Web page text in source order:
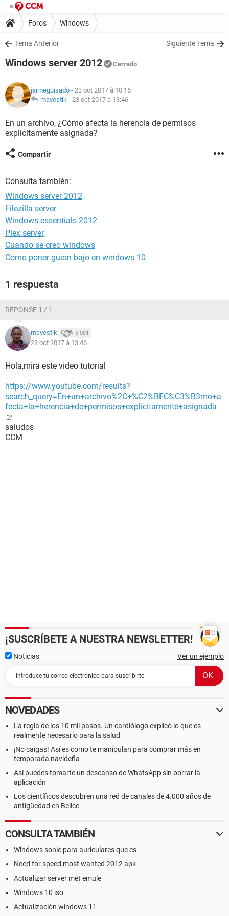
Foros Windows
Tema Anterior Siguiente Tema
Windows server 2012 Cerrado
jaimeguisado - 23 oct 2017 à 10:15
mayestik - 23 oct 2017 à 13:46
En un archivo, ¿Cómo afecta la herencia de permisos
explicitamente asignada?
Compartir
Consulta también:
Windows server 2012
Filezilla server
Windows essentials 2012
Plex server
Cuando se creo windows
Como poner guion bajo en windows 10
1 respuesta
RÉPONSE 1 / 1
mayestik 5.001
23 oct 2017 à 13:46
Hola,mira este video tutorial
https://www.youtube.com/results?
search_query=En+un+archivo%2C+%C2%BFC%C3%B3mo+a
fecta+la+herencia+de+permisos+explicitamente+asignada
saludos
CCM
¡SUSCRÍBETE A NUESTRA NEWSLETTER!
Noticias Ver un ejemplo
NOVEDADES
La regla de los 10 mil pasos. Un cardiólogo explicó lo que es
realmente necesario para la salud
¡No caigas! Así es como te manipulan para comprar más en
temporada navideña
Así puedes tomarte un descanso de WhatsApp sin borrar la
aplicación
Los científicos descubren una red de canales de 4.000 años de
antigüedad en Belice
CONSULTA TAMBIÉN
Windows sonic para auriculares que es
Need for speed most wanted 2012 apk
Actualizar server met emule
Windows 10 iso
Actualización windows 11